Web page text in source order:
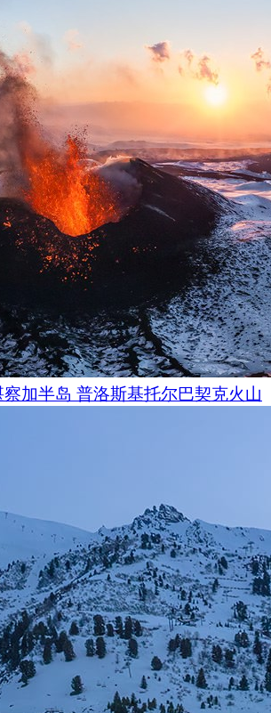
有人提到洛杉矶时，他们会想到什么，那
部电影和电视节目在好莱坞的街道上拍摄
还有更多不为人所知的东西。
园、发展中的航空业，甚至是石油生产。
，吸引了数以百万计的游客，是继纽约和
加半岛 普洛斯基托尔巴契克火山